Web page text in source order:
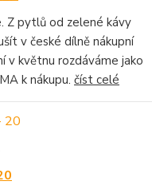
Z pytlů od zelené kávy
v české dílně nákupní
v květnu rozdáváme jako
k nákupu. číst celé